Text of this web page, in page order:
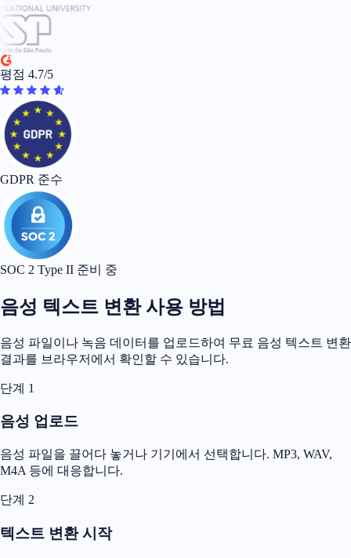
평점 4.7/5
GDPR 준수
SOC 2 Type II 준비 중
음성 텍스트 변환 사용 방법
음성 파일이나 녹음 데이터를 업로드하여 무료 음성 텍스트 변환
결과를 브라우저에서 확인할 수 있습니다.
단계 1
음성 업로드
음성 파일을 끌어다 놓거나 기기에서 선택합니다. MP3, WAV,
M4A 등에 대응합니다.
단계 2
텍스트 변환 시작